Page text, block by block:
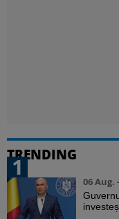
TRENDING
1
06 Aug.